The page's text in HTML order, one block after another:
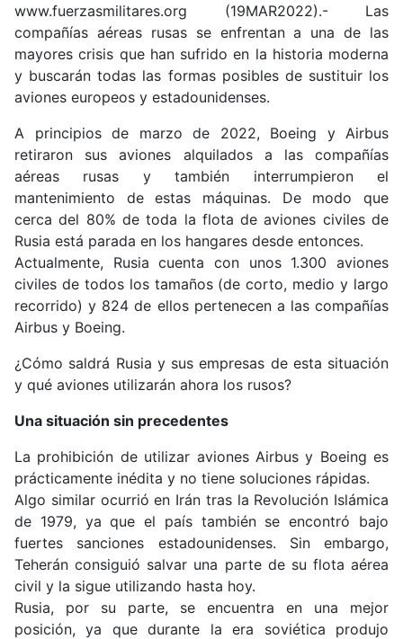
www.fuerzasmilitares.org (19MAR2022).- Las
compañías aéreas rusas se enfrentan a una de las
mayores crisis que han sufrido en la historia moderna
y buscarán todas las formas posibles de sustituir los
aviones europeos y estadounidenses.
A principios de marzo de 2022, Boeing y Airbus
retiraron sus aviones alquilados a las compañías
aéreas rusas y también interrumpieron el
mantenimiento de estas máquinas. De modo que
cerca del 80% de toda la flota de aviones civiles de
Rusia está parada en los hangares desde entonces.
Actualmente, Rusia cuenta con unos 1.300 aviones
civiles de todos los tamaños (de corto, medio y largo
recorrido) y 824 de ellos pertenecen a las compañías
Airbus y Boeing.
¿Cómo saldrá Rusia y sus empresas de esta situación
y qué aviones utilizarán ahora los rusos?
Una situación sin precedentes
La prohibición de utilizar aviones Airbus y Boeing es
prácticamente inédita y no tiene soluciones rápidas.
Algo similar ocurrió en Irán tras la Revolución Islámica
de 1979, ya que el país también se encontró bajo
fuertes sanciones estadounidenses. Sin embargo,
Teherán consiguió salvar una parte de su flota aérea
civil y la sigue utilizando hasta hoy.
Rusia, por su parte, se encuentra en una mejor
posición, ya que durante la era soviética produjo